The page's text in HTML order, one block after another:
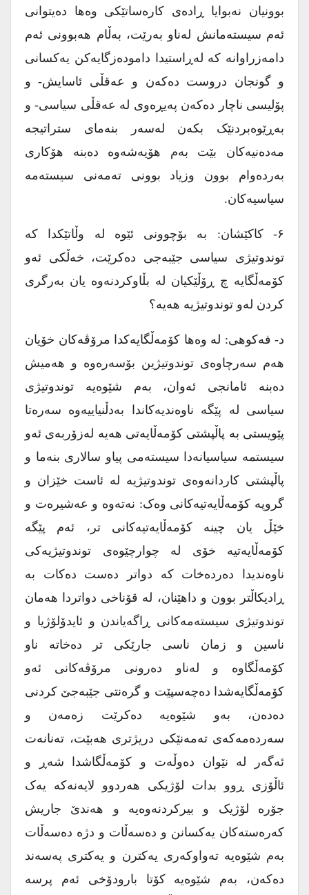
بوونیان نەبوایا ڕادەی کارەساتێکی وەها دەیتوانی
ئەم سیستەمانش لەناو بەرێت، بەڵام هەبوونی ئەم
دامەزراوانە کە لەڕاستیدا دامودەزگایەکن یەکسانی
و گونجان دروست دەکەن و عەقڵی ئاسایش- و
پۆلیسی ناچار دەکەن پەیڕەوی لە عەقڵی سیاسی- و
بەڕێوەبردنێک بکەن لەسەر بنەمای ستراتیجە
مەدەنیەکان بێت بەم هۆیەشەوە دەبنە هۆکاری
بەردەوام بوون وزیاد بوونی تەمەنی سیستەمە
سیاسیەکان.
۶- کاکێشان: بە بۆچوونی ئێوە لە وڵاتێکدا کە
توندوتیژی سیاسی جێبەجی دەکرێت، خەڵکی ئەو
کۆمەڵگایە چ ڕۆڵێکیان لە بڵاوکردنەوە یان بەرگری
کردن لەو توندوتیژیە هەیە؟
د- فەکوهی: لە وەها کۆمەڵگایەکدا مرۆڤەکان خۆیان
هەم سەرچاوەی توندوتیژین بۆسەرەوە و هەمیش
دەبنە ئامانجی ئەوان، بەم شێوەیە توندوتیژی
سیاسی لە پێگە ناوەندیەکاندا بەدڵنیاییەوە سەرەتا
پێویستی بە پاڵپشتی کۆمەڵایەتی هەیە لەزۆربەی ئەو
سیستمە سیاسیانەدا سیستەمی پیاو سالاری بنەما و
پاڵپشتی کاردانەوەی توندوتیژیە لە ئاست خێزان و
گروپە کۆمەڵایەتیەکانی وەک: نەتەوە و عەشیرەت و
خێڵ یان چینە کۆمەڵایەتیەکانی تر، ئەم پێگە
کۆمەڵایەتیە خۆی لە چوارچێوەی توندوتیژیەکی
ناوەندیدا دەردەخات کە دواتر دەست دەکات بە
ڕادیکاڵتر بوون و داهێنان، لە قۆناخی دواتردا هەمان
توندوتیژی سیستەمەکانی ڕاگەیاندن و ئایدۆلۆژیا و
ناسین و زمان ناسی جارێکی تر دەخاتە ناو
کۆمەڵگاوە و لەناو دەرونی مرۆڤەکانی ئەو
کۆمەڵگایەشدا دەچەسپێت و گرەنتی جێبەجێ کردنی
دەدەن، بەو شێوەیە دەکرێت زەمەن و
سەردەمەکەی تەمەنێکی دریژتری هەبێت، تەنانەت
ئەگەر لە نێوان دەوڵەت و کۆمەڵگاشدا شەڕ و
ئاڵۆزی ڕوو بدات لۆژیکی هەردوو لایەنەکە یەک
جۆرە لۆژیک و بیرکردنەوەیە و هەندێ جاریش
کەرەستەکان یەکسانن و دەسەڵات و دژە دەسەڵات
بەم شێوەیە تەواوکەری یەکترن و یەکتری پەسەند
دەکەن، بەم شێوەیە کۆتا بارودۆخی ئەم پرسە